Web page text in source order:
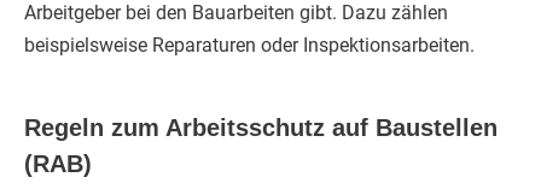
Arbeitgeber bei den Bauarbeiten gibt. Dazu zählen
beispielsweise Reparaturen oder Inspektionsarbeiten.
Regeln zum Arbeitsschutz auf Baustellen
(RAB)